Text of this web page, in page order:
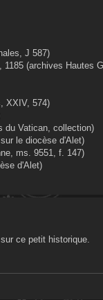
J 587)
(archives Hautes
XXIV, 574)
du Vatican, collection)
le diocèse d'Alet)
ms. 9551, f. 147)
d'Alet)
ce petit historique.